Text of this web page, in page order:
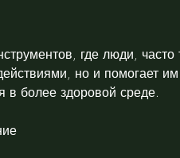
где люди, часто
но и помогает
в более здоровой среде.